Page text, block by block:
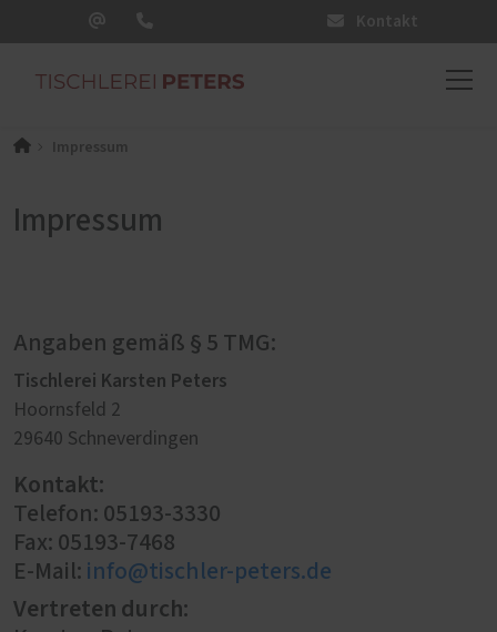
Kontakt
Impressum
Impressum
Angaben gemäß § 5 TMG:
Tischlerei Karsten Peters
Hoornsfeld 2
29640 Schneverdingen
Kontakt:
Telefon: 05193-3330
Fax: 05193-7468
E-Mail: info@tischler-peters.de
Vertreten durch: